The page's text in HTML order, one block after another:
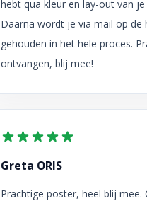
hebt qua kleur en lay-out van je
Daarna wordt je via mail op de
gehouden in het hele proces.
ontvangen, blij mee!
Greta ORIS
Prachtige poster, heel blij mee.